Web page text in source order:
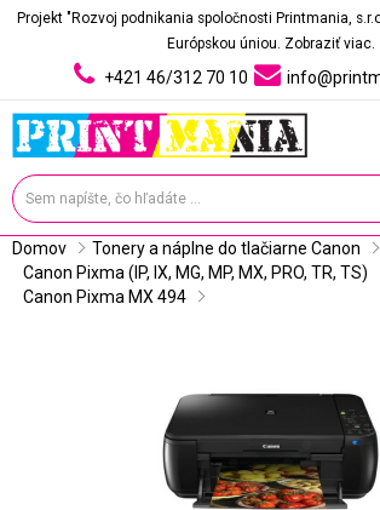
Projekt "Rozvoj podnikania spoločnosti Printmania,
Európskou úniou. Zobraziť viac.
+421 46/312 70 10
Domov
Tonery a náplne do tlačiarne Canon
Canon Pixma (IP, IX, MG, MP, MX, PRO, TR, TS)
Canon Pixma MX 494